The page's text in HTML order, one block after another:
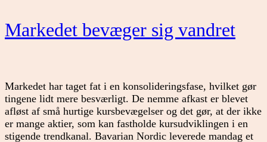
Markedet bevæger sig vandret
Markedet har taget fat i en konsolideringsfase, hvilket gør
tingene lidt mere besværligt. De nemme afkast er blevet
afløst af små hurtige kursbevægelser og det gør, at der ikke
er mange aktier, som kan fastholde kursudviklingen i en
stigende trendkanal. Bavarian Nordic leverede mandag et